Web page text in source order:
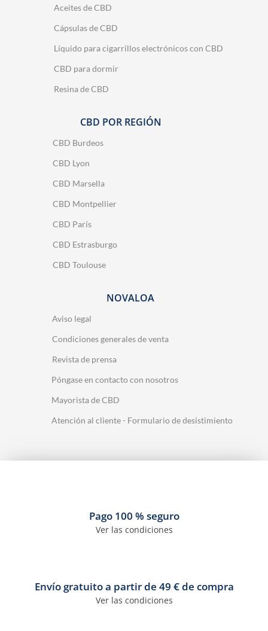
Aceites de CBD
Cápsulas de CBD
Líquido para cigarrillos electrónicos con CBD
CBD para dormir
Resina de CBD
CBD POR REGIÓN
CBD Burdeos
CBD Lyon
CBD Marsella
CBD Montpellier
CBD París
CBD Estrasburgo
CBD Toulouse
NOVALOA
Aviso legal
Condiciones generales de venta
Revista de prensa
Póngase en contacto con nosotros
Mayorista de CBD
Atención al cliente - Formulario de desistimiento
Pago 100 % seguro
Ver las condiciones
Envío gratuito a partir de 49 € de compra
Ver las condiciones